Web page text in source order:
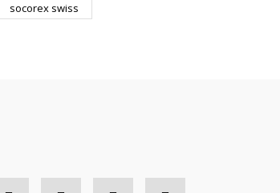
socorex swiss